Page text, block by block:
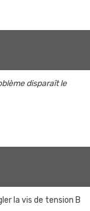
disparaît le
la vis de tension B